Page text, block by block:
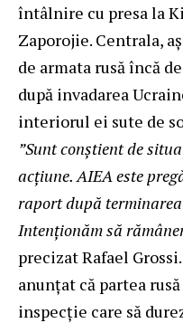
întâlnire cu presa la
Zaporojie. Centrala,
de armata rusă încă
după invadarea
interiorul ei sute de
”Sunt conștient de
acțiune. AIEA este
raport după
Intenționăm să
precizat Rafael
anunțat că partea
inspecție care să